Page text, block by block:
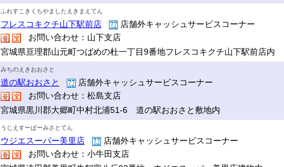
ふれすこきくちやましたえきまえてん
フレスコキクチ山下駅前店
店舗外キャッシュサービスコーナー
お問い合わせ：山下支店
宮城県亘理郡山元町つばめの杜一丁目9番地フレスコキクチ山下駅前店内
みちのえきおおさと
道の駅おおさと
店舗外キャッシュサービスコーナー
お問い合わせ：松島支店
宮城県黒川郡大郷町中村北浦51-6 道の駅おおさと敷地内
うじえすーぱーみさとてん
ウジエスーパー美里店
店舗外キャッシュサービスコーナー
お問い合わせ：小牛田支店